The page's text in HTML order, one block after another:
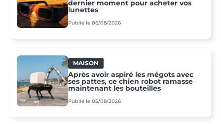
dernier moment pour acheter vos
lunettes
Publié le 06/08/2026
MAISON
Après avoir aspiré les mégots avec
ses pattes, ce chien robot ramasse
maintenant les bouteilles
Publié le 05/08/2026